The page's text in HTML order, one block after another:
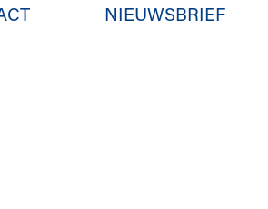
NIEUWSBRIEF